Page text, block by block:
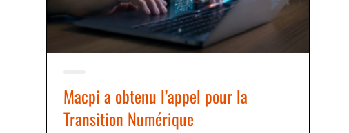
Macpi a obtenu l’appel pour la
Transition Numérique